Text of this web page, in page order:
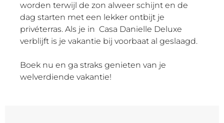
worden terwijl de zon alweer schijnt en de
dag starten met een lekker ontbijt je
privéterras. Als je in Casa Danielle Deluxe
verblijft is je vakantie bij voorbaat al geslaagd.
Boek nu en ga straks genieten van je
welverdiende vakantie!